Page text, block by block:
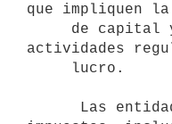
que impliquen
actividades